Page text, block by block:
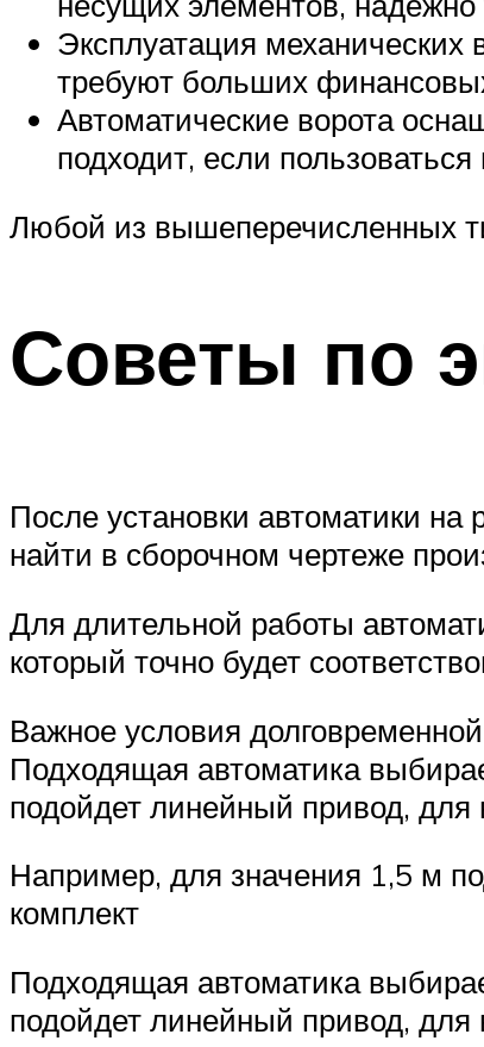
Эксплуатация механических
требуют больших
Автоматические ворота
подходит, если
Любой из вышеперечисленных
Советы по
После установки автоматики
найти в сборочном чертеже
Для длительной работы
который точно будет
Важное условия
Подходящая автоматика
подойдет линейный привод, для
Например, для значения 1,5 м
комплект
Подходящая автоматика
подойдет линейный привод, для